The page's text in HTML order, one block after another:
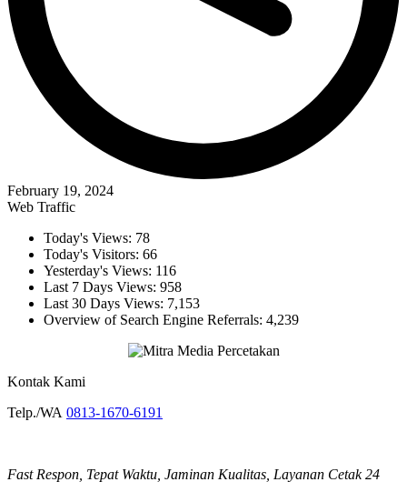
February 19, 2024
Web Traffic
Today's Views: 78
Today's Visitors: 66
Yesterday's Views: 116
Last 7 Days Views: 958
Last 30 Days Views: 7,153
Overview of Search Engine Referrals: 4,239
Kontak Kami
Telp./WA 0813-1670-6191
Fast Respon, Tepat Waktu, Jaminan Kualitas, Layanan Cetak 24